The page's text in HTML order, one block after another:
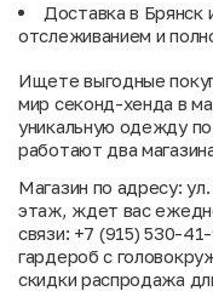
Доставка в Брянск
отслеживанием и
Ищете выгодные
мир секонд-хенда в
уникальную одежду
работают два
Магазин по адресу:
этаж, ждет вас
связи: +7 (915) 530-
гардероб с
скидки распродажа